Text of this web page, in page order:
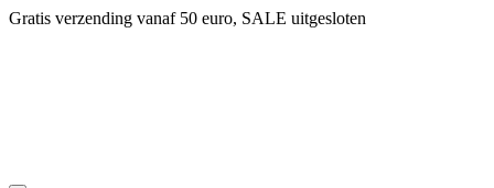
14 dagen bedenktijd, snel geld terug!